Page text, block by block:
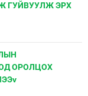
ГУЙВУУЛЖ ЭРХ
ОРОЛЦОХ